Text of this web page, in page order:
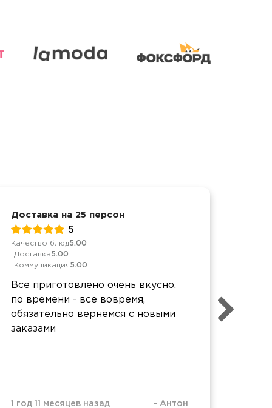
Доставка на 25 персон
5
Качество блюд5.00
Доставка5.00
Коммуникация5.00
Все приготовлено очень вкусно,
по времени - все вовремя,
обязательно вернёмся с новыми
заказами
1 год 11 месяцев назад - Антон